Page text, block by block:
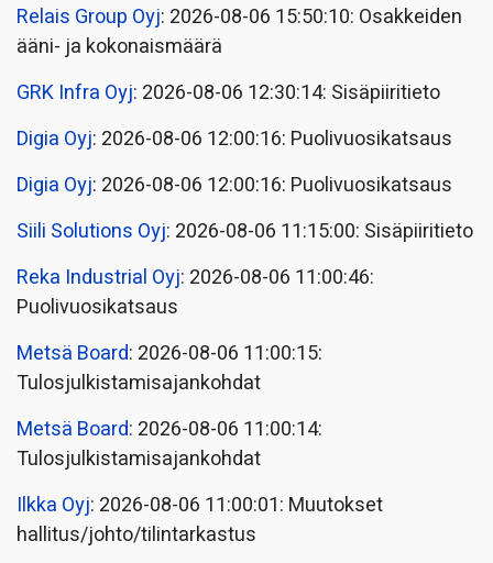
Relais Group Oyj: 2026-08-06 15:50:10: Osakkeiden
ääni- ja kokonaismäärä
GRK Infra Oyj: 2026-08-06 12:30:14: Sisäpiiritieto
Digia Oyj: 2026-08-06 12:00:16: Puolivuosikatsaus
Digia Oyj: 2026-08-06 12:00:16: Puolivuosikatsaus
Siili Solutions Oyj: 2026-08-06 11:15:00: Sisäpiiritieto
Reka Industrial Oyj: 2026-08-06 11:00:46:
Puolivuosikatsaus
Metsä Board: 2026-08-06 11:00:15:
Tulosjulkistamisajankohdat
Metsä Board: 2026-08-06 11:00:14:
Tulosjulkistamisajankohdat
Ilkka Oyj: 2026-08-06 11:00:01: Muutokset
hallitus/johto/tilintarkastus